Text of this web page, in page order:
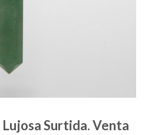
Surtida. Venta